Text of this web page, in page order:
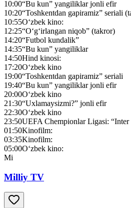
10:00“Bu kun” yangiliklar jonli efir
10:20“Toshkentdan gapiramiz” seriali
10:55O‘zbek kino:
12:25“O‘g‘irlangan niqob” (takror)
14:20“Futbol kundalik”
14:35“Bu kun” yangiliklar
14:50Hind kinosi:
17:20O‘zbek kino
19:00“Toshkentdan gapiramiz” seriali
19:40“Bu kun” yangiliklar jonli efir
20:00O‘zbek kino
21:30“Uxlamaysizmi?” jonli efir
22:30O‘zbek kino
23:50UEFA Chempionlar Ligasi:
01:50Kinofilm:
03:35Kinofilm:
05:00O‘zbek kino:
Mi
Milliy TV